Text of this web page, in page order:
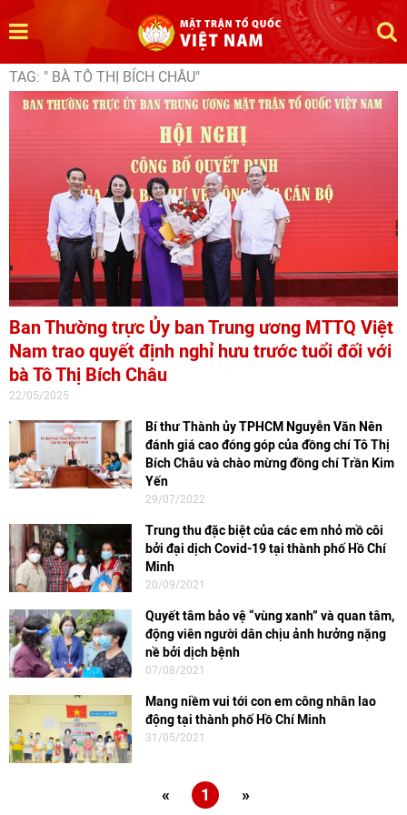
TAG: " BÀ TÔ THỊ BÍCH CHÂU"
Ban Thường trực Ủy ban Trung ương MTTQ Việt
Nam trao quyết định nghỉ hưu trước tuổi đối với
bà Tô Thị Bích Châu
22/05/2025
Bí thư Thành ủy TPHCM Nguyễn Văn Nên
đánh giá cao đóng góp của đồng chí Tô Thị
Bích Châu và chào mừng đồng chí Trần Kim
Yến
29/07/2022
Trung thu đặc biệt của các em nhỏ mồ côi
bởi đại dịch Covid-19 tại thành phố Hồ Chí
Minh
20/09/2021
Quyết tâm bảo vệ “vùng xanh” và quan tâm,
động viên người dân chịu ảnh hưởng nặng
nề bởi dịch bệnh
07/08/2021
Mang niềm vui tới con em công nhân lao
động tại thành phố Hồ Chí Minh
31/05/2021
« 1 »